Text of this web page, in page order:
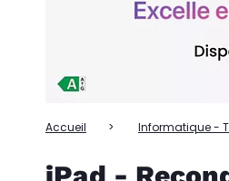
Accueil Informatique -